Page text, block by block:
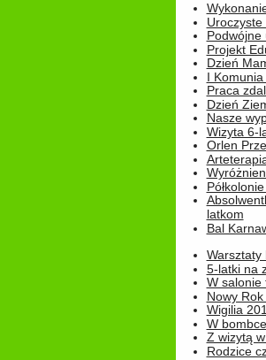
Podwójne
Projekt
Dzień
I
Praca
Dzień
Nasze
Wizyta 6-
Orlen
latkom
Bal
Warsztaty
5-latki na
W salonie
Nowy
Wigilia
W bombce
Z wizytą
Rodzice